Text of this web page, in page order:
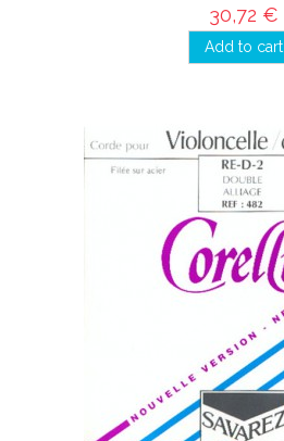
30,72 €
Add to cart